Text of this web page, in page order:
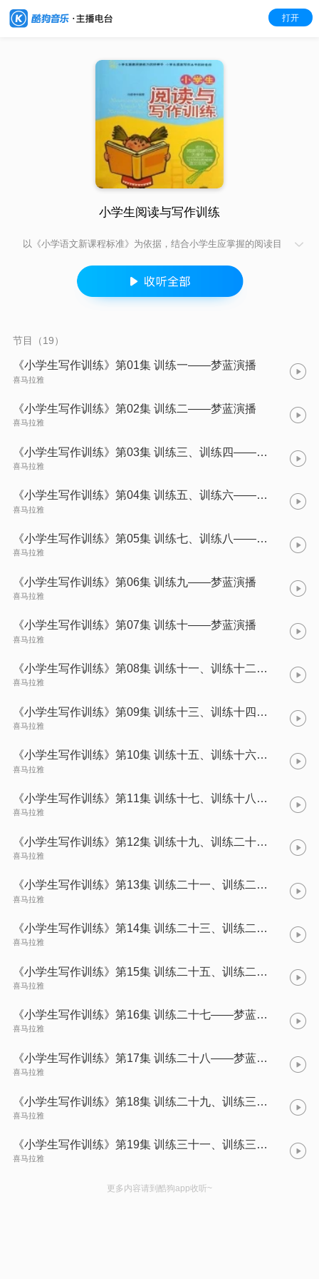
打开
小学生阅读与写作训练
以《小学语文新课程标准》为依据，结合小学生应掌握的阅读目
阅读选文与练习题来迅速有效地提高你们的阅读能力；也针对具
体的写作目标并配有写作理论指导及实践练习写作，来全面提
节目（19）
《小学生写作训练》第01集 训练一——梦蓝演播
喜马拉雅
《小学生写作训练》第02集 训练二——梦蓝演播
喜马拉雅
《小学生写作训练》第03集 训练三、训练四——梦蓝演播
喜马拉雅
《小学生写作训练》第04集 训练五、训练六——梦蓝演播
喜马拉雅
《小学生写作训练》第05集 训练七、训练八——梦蓝演播
喜马拉雅
《小学生写作训练》第06集 训练九——梦蓝演播
喜马拉雅
《小学生写作训练》第07集 训练十——梦蓝演播
喜马拉雅
《小学生写作训练》第08集 训练十一、训练十二——梦蓝演播
喜马拉雅
《小学生写作训练》第09集 训练十三、训练十四——梦蓝演播
喜马拉雅
《小学生写作训练》第10集 训练十五、训练十六——梦蓝演播
喜马拉雅
《小学生写作训练》第11集 训练十七、训练十八——梦蓝演播
喜马拉雅
《小学生写作训练》第12集 训练十九、训练二十——梦蓝演播
喜马拉雅
《小学生写作训练》第13集 训练二十一、训练二十二——梦蓝演播
喜马拉雅
《小学生写作训练》第14集 训练二十三、训练二十四——梦蓝演播
喜马拉雅
《小学生写作训练》第15集 训练二十五、训练二十六——梦蓝演播
喜马拉雅
《小学生写作训练》第16集 训练二十七——梦蓝演播
喜马拉雅
《小学生写作训练》第17集 训练二十八——梦蓝演播
喜马拉雅
《小学生写作训练》第18集 训练二十九、训练三十——梦蓝演播
喜马拉雅
《小学生写作训练》第19集 训练三十一、训练三十二（完）——梦蓝演播
喜马拉雅
更多内容请到酷狗app收听~